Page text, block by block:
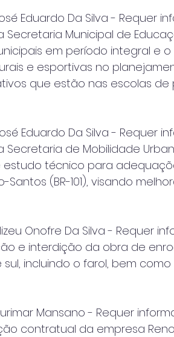
Eduardo Da Silva - Requer
Secretaria Municipal de
em período integral e
e esportivas no
que estão nas escolas
Eduardo Da Silva - Requer
Secretaria de Mobilidade
técnico para
Santos (BR-101), visando
Onofre Da Silva - Requer
e interdição da obra de
incluindo o farol, bem
Mansano - Requer
contratual da empresa